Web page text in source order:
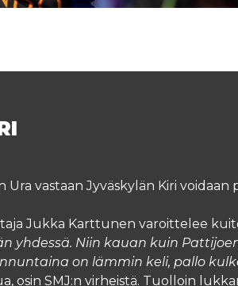
vastaan Jyväskylän Kiri voidaan
Jukka Karttunen varoittelee
yhdessä. Niin kauan kuin
on lämmin keli, pallo
osin SMJ:n virheistä. Tuolloin